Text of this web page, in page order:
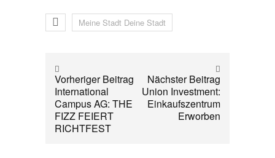
Meine Stadt Deine Stadt
Vorheriger Beitrag
International
Campus AG: THE
FIZZ FEIERT
RICHTFEST
Nächster Beitrag
Union Investment:
Einkaufszentrum
Erworben